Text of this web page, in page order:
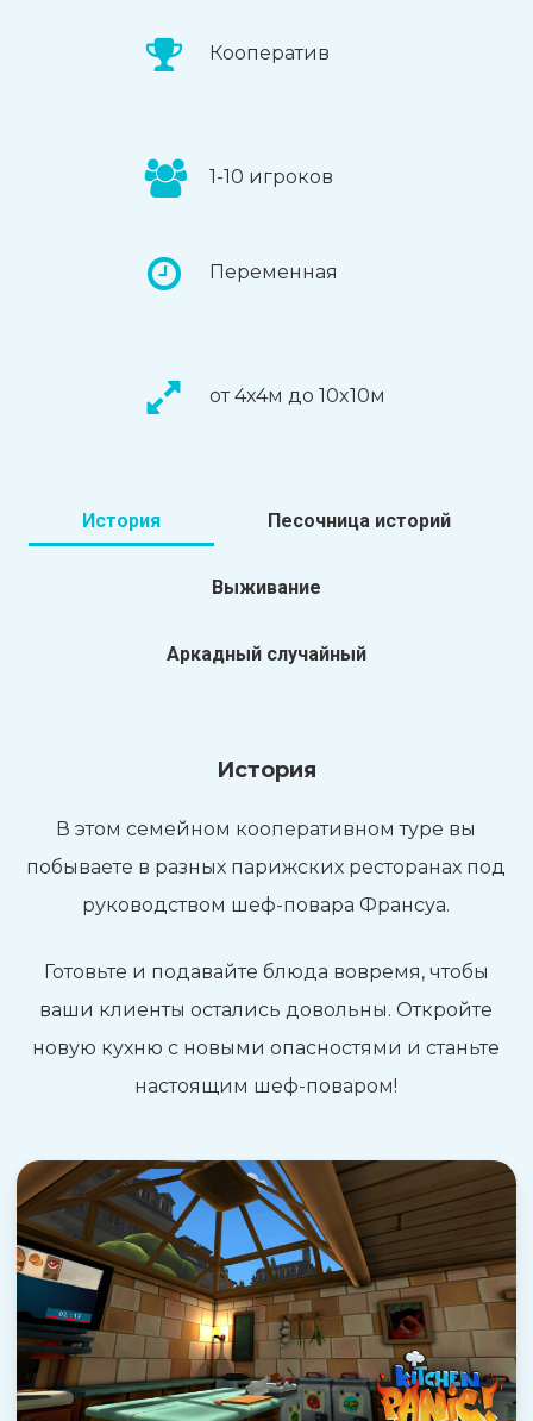
Кооператив
1-10 игроков
Переменная
от 4x4м до 10x10м
История Песочница историй
Выживание
Аркадный случайный
История
В этом семейном кооперативном туре вы
побываете в разных парижских ресторанах под
руководством шеф-повара Франсуа.
Готовьте и подавайте блюда вовремя, чтобы
ваши клиенты остались довольны. Откройте
новую кухню с новыми опасностями и станьте
настоящим шеф-поваром!